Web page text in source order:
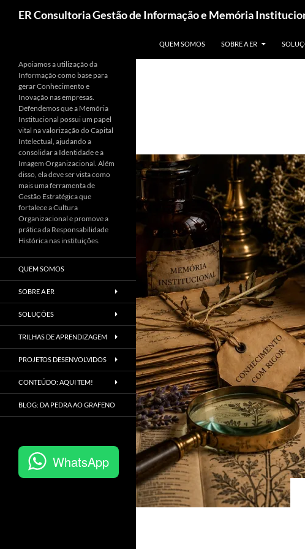
ER Consultoria Gestão de Informação e Memória
QUEM SOMOS
SOBRE A ER
Apoiamos a utilização da
Informação como base para
gerar Conhecimento e
Inovação nas empresas.
Defendemos que a Memória
Institucional possui um papel
vital na valorização do Capital
Intelectual, ajudando a
consolidar a Identidade e a
Imagem Organizacional. Além
disso, ela deve ser vista como
mais uma ferramenta de
Gestão Estratégica que
fortalece a Cultura
Organizacional e promove a
prática da Responsabilidade
Histórica nas instituições.
QUEM SOMOS
SOBRE A ER
SOLUÇÕES
TRILHAS DE APRENDIZAGEM
PROJETOS DESENVOLVIDOS
CONTEÚDO: AQUI TEM!
BLOG: DA PEDRA AO GRAFENO
WhatsApp